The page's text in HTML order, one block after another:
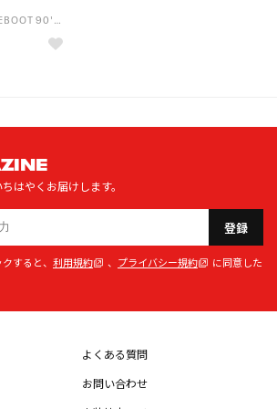
Reversible Boa Jacket REBOOT 90's （NV/BL）
はやくお届けします。
登録
すると、 利用規約 、 プライバシー規約
に同意した
よくある質問
お問い合わせ